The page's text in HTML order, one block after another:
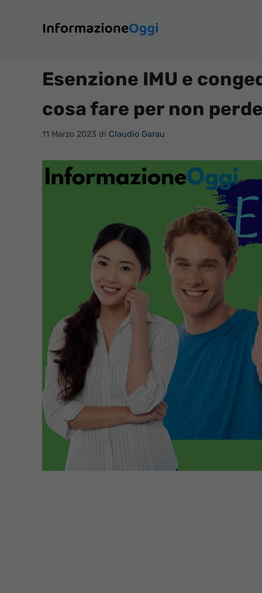
contenuto
Esenzione IMU e
cosa fare per non
11 Marzo 2023 di Claudio Garau